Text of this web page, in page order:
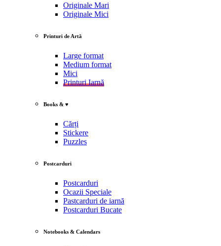
Originale Mari
Originale Mici
Printuri de Artă
Large format
Medium format
Mici
Printuri Iarnă
Books & ♥
Cărți
Stickere
Puzzles
Postcarduri
Postcarduri
Ocazii Speciale
Pastcarduri de iarnă
Postcarduri Bucate
Notebooks & Calendars